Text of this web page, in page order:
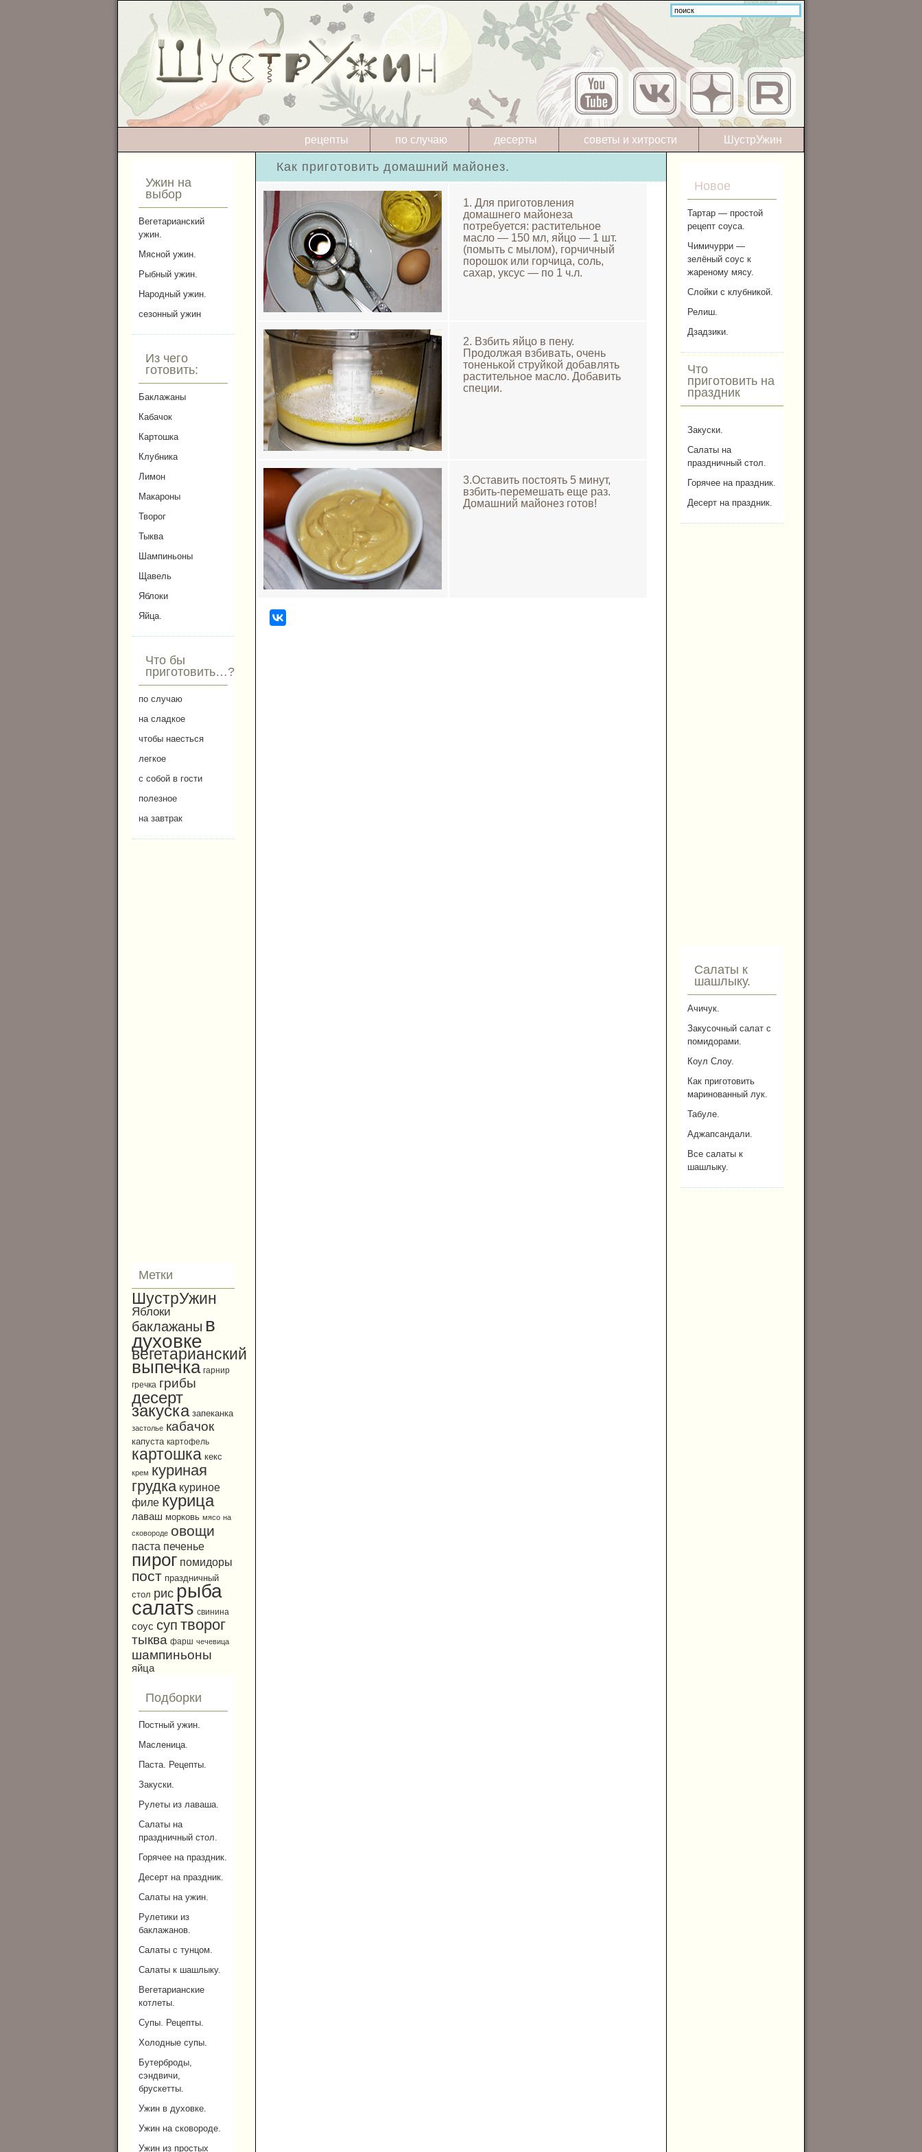
ШустрУжин
советы и хитрости
десерты
по случаю
рецепты
Ужин на
выбор
Вегетарианский
ужин.
Мясной ужин.
Рыбный ужин.
Народный ужин.
сезонный ужин
Из чего
готовить:
Баклажаны
Кабачок
Картошка
Клубника
Лимон
Макароны
Творог
Тыква
Шампиньоны
Щавель
Яблоки
Яйца.
Что бы
приготовить…?
по случаю
на сладкое
чтобы наесться
легкое
с собой в гости
полезное
на завтрак
Метки
ШустрУжин
Яблоки
баклажаны в
духовке
вегетарианский
выпечка гарнир
гречка грибы
десерт
закуска запеканка
застолье кабачок
капуста картофель
картошка кекс
крем куриная
грудка куриное
филе курица
лаваш морковь мясо на
сковороде овощи
паста печенье
пирог помидоры
пост праздничный
стол рис рыба
салатs свинина
соус суп творог
тыква фарш чечевица
шампиньоны
яйца
Подборки
Постный ужин.
Масленица.
Паста. Рецепты.
Закуски.
Рулеты из лаваша.
Салаты на
праздничный стол.
Горячее на праздник.
Десерт на праздник.
Салаты на ужин.
Рулетики из
баклажанов.
Салаты с тунцом.
Салаты к шашлыку.
Вегетарианские
котлеты.
Супы. Рецепты.
Холодные супы.
Бутерброды,
сэндвичи,
брускетты.
Ужин в духовке.
Ужин на сковороде.
Ужин из простых
Новое
Тартар — простой
рецепт соуса.
Чимичурри —
зелёный соус к
жареному мясу.
Слойки с клубникой.
Релиш.
Дзадзики.
Что
приготовить на
праздник
Закуски.
Салаты на
праздничный стол.
Горячее на праздник.
Десерт на праздник.
Салаты к
шашлыку.
Ачичук.
Закусочный салат с
помидорами.
Коул Слоу.
Как приготовить
маринованный лук.
Табуле.
Аджапсандали.
Все салаты к
шашлыку.
Как приготовить домашний майонез.
1. Для приготовления
домашнего майонеза
потребуется: растительное
масло — 150 мл, яйцо — 1 шт.
(помыть с мылом), горчичный
порошок или горчица, соль,
сахар, уксус — по 1 ч.л.
2. Взбить яйцо в пену.
Продолжая взбивать, очень
тоненькой струйкой добавлять
растительное масло. Добавить
специи.
3.Оставить постоять 5 минут,
взбить-перемешать еще раз.
Домашний майонез готов!